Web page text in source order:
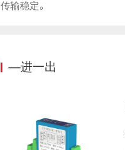
传输稳定。
—进一出